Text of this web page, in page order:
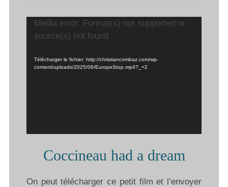
Lecteur
vidéo
Media error: Format(s) not supported or
source(s) not found
Télécharger le fichier: http://christiancombaz.com/wp-
content/uploads/2025/06/EuropeStop.mp4?_=2
Coccineau had a dream
On peut télécharger ce petit film et l’envoyer